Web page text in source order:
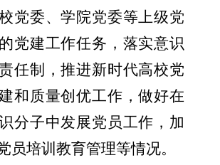
党委、学院党委等上级党
党建工作任务，落实意识
任制，推进新时代高校党
和质量创优工作，做好在
分子中发展党员工作，加
员培训教育管理等情况。